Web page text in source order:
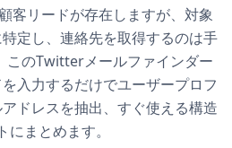
客リードが存在しますが、対象
定し、連絡先を取得するのは手
このTwitterメールファインダー
入力するだけでユーザープロフ
ドレスを抽出、すぐ使える構造
にまとめます。